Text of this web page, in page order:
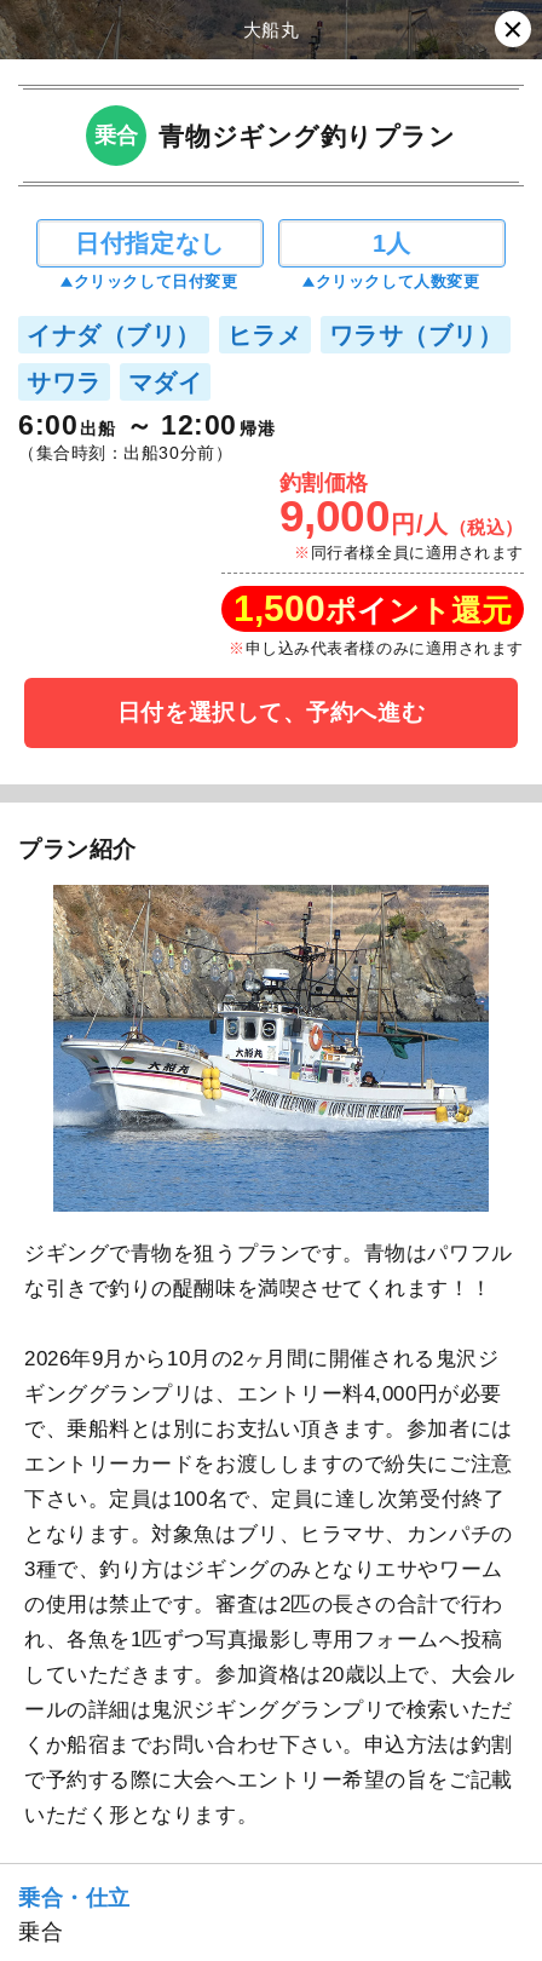
大船丸
乗合 青物ジギング釣りプラン
日付指定なし
クリックして日付変更
1人
クリックして人数変更
イナダ（ブリ） ヒラメ
ワラサ（ブリ）
サワラ
マダイ
6:00 出船 12:00 帰港
（集合時刻：出船30分前）
釣割価格
9,000 円/人 （税込）
同行者様全員に適用されます
1,500ポイント還元
申し込み代表者様のみに適用されます
日付を選択して、予約へ進む
プラン紹介
ジギングで青物を狙うプランです。青物はパワフル
な引きで釣りの醍醐味を満喫させてくれます！！
2026年9月から10月の2ヶ月間に開催される鬼沢ジ
ギンググランプリは、エントリー料4,000円が必要
で、乗船料とは別にお支払い頂きます。参加者には
エントリーカードをお渡ししますので紛失にご注意
下さい。定員は100名で、定員に達し次第受付終了
となります。対象魚はブリ、ヒラマサ、カンパチの
3種で、釣り方はジギングのみとなりエサやワーム
の使用は禁止です。審査は2匹の長さの合計で行わ
れ、各魚を1匹ずつ写真撮影し専用フォームへ投稿
していただきます。参加資格は20歳以上で、大会ル
ールの詳細は鬼沢ジギンググランプリで検索いただ
くか船宿までお問い合わせ下さい。申込方法は釣割
で予約する際に大会へエントリー希望の旨をご記載
いただく形となります。
乗合・仕立
乗合